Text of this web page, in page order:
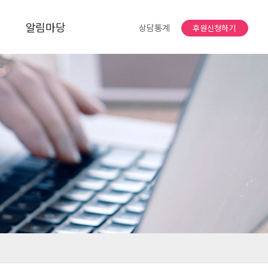
상담통계 후원신청하기
알림마당
공지사항
자유게시판
소식지